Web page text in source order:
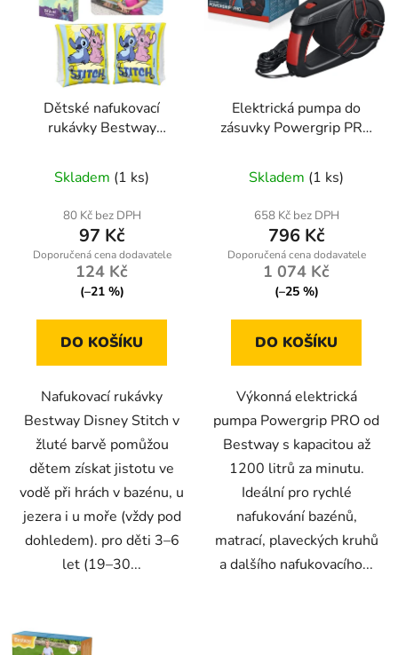
Dětské nafukovací
rukávky Bestway
let (19–30 kg)
Skladem (1 ks)
80 Kč bez DPH
97 Kč
124 Kč
(–21 %)
DO KOŠÍKU
Nafukovací rukávky
Bestway Disney Stitch v
žluté barvě pomůžou
dětem získat jistotu ve
vodě při hrách v bazénu, u
jezera i u moře (vždy pod
dohledem). pro děti 3–6
let (19–30...
Elektrická pumpa do
zásuvky Powergrip PRO
1200 l/min pro rychlé
nafukování
Skladem (1 ks)
658 Kč bez DPH
796 Kč
1 074 Kč
(–25 %)
DO KOŠÍKU
Výkonná elektrická
pumpa Powergrip PRO od
Bestway s kapacitou až
1200 litrů za minutu.
Ideální pro rychlé
nafukování bazénů,
matrací, plaveckých kruhů
a dalšího nafukovacího...